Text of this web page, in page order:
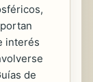
interés
de